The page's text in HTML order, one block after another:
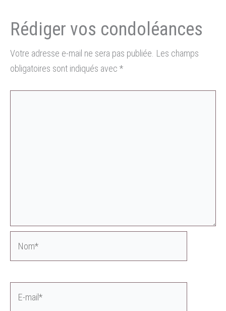
Votre adresse e-mail ne sera pas publiée. Les champs
obligatoires sont indiqués avec *